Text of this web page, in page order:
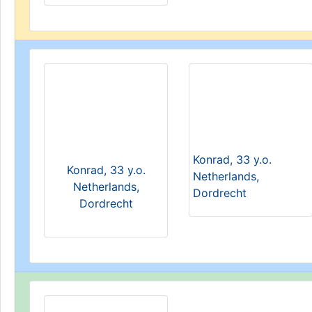
Konrad, 33 y.o.
Netherlands,
Dordrecht
Konrad, 33 y.o.
Netherlands,
Dordrecht